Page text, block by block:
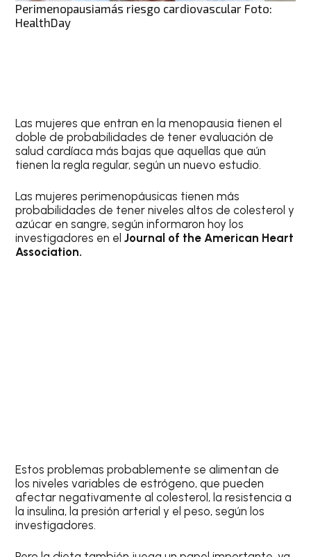
Perimenopausiamás riesgo cardiovascular Foto:
HealthDay
Las mujeres que entran en la menopausia tienen el
doble de probabilidades de tener evaluación de
salud cardíaca más bajas que aquellas que aún
tienen la regla regular, según un nuevo estudio.
Las mujeres perimenopáusicas tienen más
probabilidades de tener niveles altos de colesterol y
azúcar en sangre, según informaron hoy los
investigadores en elJournal of the American Heart
Association.
Estos problemas probablemente se alimentan de
los niveles variables de estrógeno, que pueden
afectar negativamente al colesterol, la resistencia a
la insulina, la presión arterial y el peso, según los
investigadores.